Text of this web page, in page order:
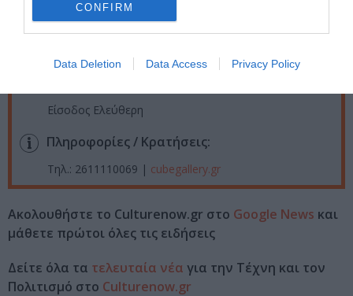
CONFIRM
Data Deletion Data Access Privacy Policy
Cube Gallery, Μιαούλη 39, Πάτρα
Είσοδος Ελεύθερη
Πληροφορίες / Κρατήσεις:
Τηλ.: 2611110069 | cubegallery.gr
Ακολουθήστε το Culturenow.gr στο Google News και
μάθετε πρώτοι όλες τις ειδήσεις
Δείτε όλα τα τελευταία νέα για την Τέχνη και τον
Πολιτισμό στο Culturenow.gr